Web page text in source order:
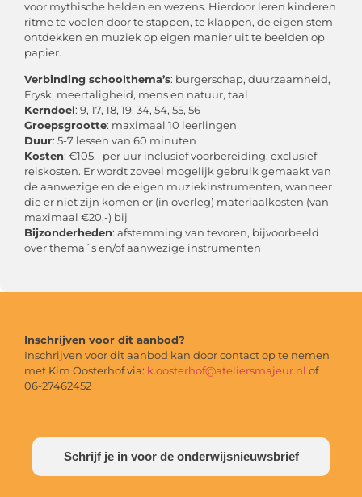
voor mythische helden en wezens. Hierdoor leren kinderen
ritme te voelen door te stappen, te klappen, de eigen stem
ontdekken en muziek op eigen manier uit te beelden op
papier.
Verbinding schoolthema’s: burgerschap, duurzaamheid,
Frysk, meertaligheid, mens en natuur, taal
Kerndoel: 9, 17, 18, 19, 34, 54, 55, 56
Groepsgrootte: maximaal 10 leerlingen
Duur: 5-7 lessen van 60 minuten
Kosten: €105,- per uur inclusief voorbereiding, exclusief
reiskosten. Er wordt zoveel mogelijk gebruik gemaakt van
de aanwezige en de eigen muziekinstrumenten, wanneer
die er niet zijn komen er (in overleg) materiaalkosten (van
maximaal €20,-) bij
Bijzonderheden: afstemming van tevoren, bijvoorbeeld
over thema´s en/of aanwezige instrumenten
Inschrijven voor dit aanbod?
Inschrijven voor dit aanbod kan door contact op te nemen
met Kim Oosterhof via: k.oosterhof@ateliersmajeur.nl of
06-27462452
Schrijf je in voor de onderwijsnieuwsbrief